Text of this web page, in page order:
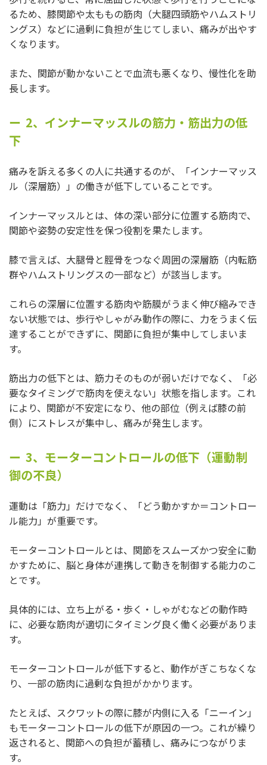
るため、膝関節や太ももの筋肉（大腿四頭筋やハムストリ
ングス）などに過剰に負担が生じてしまい、痛みが出やす
くなります。
また、関節が動かないことで血流も悪くなり、慢性化を助
長します。
2、インナーマッスルの筋力・筋出力の低
下
痛みを訴える多くの人に共通するのが、「インナーマッス
ル（深層筋）」の働きが低下していることです。
インナーマッスルとは、体の深い部分に位置する筋肉で、
関節や姿勢の安定性を保つ役割を果たします。
膝で言えば、大腿骨と脛骨をつなぐ周囲の深層筋（内転筋
群やハムストリングスの一部など）が該当します。
これらの深層に位置する筋肉や筋膜がうまく伸び縮みでき
ない状態では、歩行やしゃがみ動作の際に、力をうまく伝
達することができずに、関節に負担が集中してしまいま
す。
筋出力の低下とは、筋力そのものが弱いだけでなく、「必
要なタイミングで筋肉を使えない」状態を指します。これ
により、関節が不安定になり、他の部位（例えば膝の前
側）にストレスが集中し、痛みが発生します。
3、モーターコントロールの低下（運動制
御の不良）
運動は「筋力」だけでなく、「どう動かすか＝コントロー
ル能力」が重要です。
モーターコントロールとは、関節をスムーズかつ安全に動
かすために、脳と身体が連携して動きを制御する能力のこ
とです。
具体的には、立ち上がる・歩く・しゃがむなどの動作時
に、必要な筋肉が適切にタイミング良く働く必要がありま
す。
モーターコントロールが低下すると、動作がぎこちなくな
り、一部の筋肉に過剰な負担がかかります。
たとえば、スクワットの際に膝が内側に入る「ニーイン」
もモーターコントロールの低下が原因の一つ。これが繰り
返されると、関節への負担が蓄積し、痛みにつながりま
す。